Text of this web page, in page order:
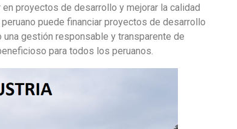
proyectos de desarrollo y mejorar la calidad
puede financiar proyectos de desarrollo
gestión responsable y transparente de
para todos los peruanos.